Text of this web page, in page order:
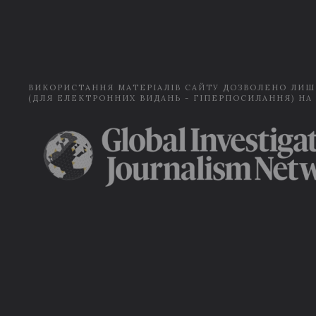
ВИКОРИСТАННЯ МАТЕРІАЛІВ САЙТУ ДОЗВОЛЕНО
(ДЛЯ ЕЛЕКТРОННИХ ВИДАНЬ - ГІПЕРПОСИЛАННЯ) НА